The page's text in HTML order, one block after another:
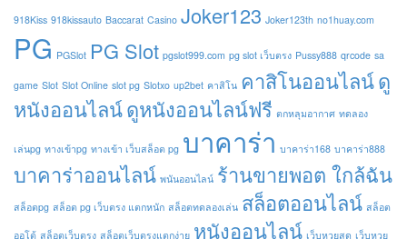
918Kiss 918kissauto Baccarat Casino Joker123 Joker123th no1huay.com
PG PGSlot PG Slot pgslot999.com pg slot เว็บตรง Pussy888 qrcode sa
game Slot Slot Online slot pg Slotxo up2bet คาสิโน คาสิโนออนไลน์ดู
หนังออนไลน์ดูหนังออนไลน์ฟรี ตกหลุมอากาศ ทดลอง
เล่นpg ทางเข้าpg ทางเข้า เว็บสล็อต pg บาคาร่า บาคาร่า168 บาคาร่า888
บาคาร่าออนไลน์ พนันออนไลน์ ร้านขายพอต ใกล้ฉัน
สล็อตpg สล็อต pg เว็บตรง แตกหนัก สล็อตทดลองเล่น สล็อตออนไลน์ สล็อต
ออโต้ สล็อตเว็บตรง สล็อตเว็บตรงแตกง่าย หนังออนไลน์ เว็บหวยสด เว็บหวย